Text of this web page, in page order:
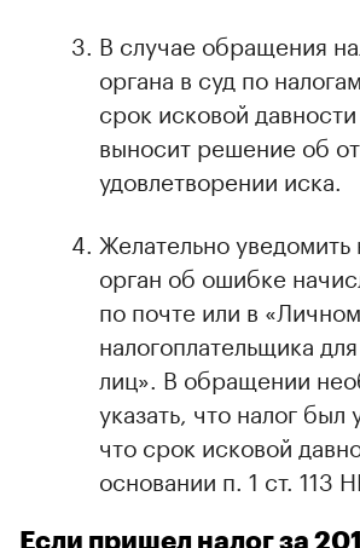
В случае обращения
органа в суд по
срок исковой
выносит решение об
удовлетворении иска.
Желательно уведомить
орган об ошибке
по почте или в
налогоплательщика
лиц». В обращении
указать, что налог
что срок исковой
основании п. 1 ст. 113
Если пришел налог за